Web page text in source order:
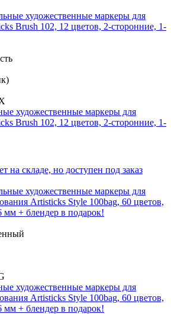
художественные маркеры для
Brush 102, 12 цветов, 2-сторонние, 1-
на складе, но доступен под заказ
художественные маркеры для
Artisticks Style 100bag, 60 цветов,
мм + блендер в подарок!